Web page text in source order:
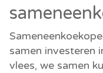
samen investeren
vlees, we samen